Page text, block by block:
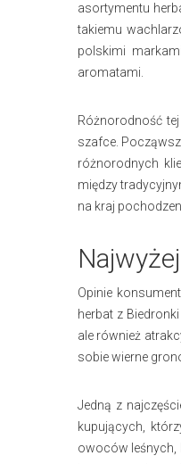
asortymentu
takiemu
polskimi
aromatami.
Różnorodność
szafce.
różnorodnych
między
na kraj
Opinie
herbat z
ale również
sobie wierne
Jedną z
kupujących,
owoców leśnych,